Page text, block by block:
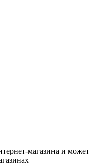
магазина и может